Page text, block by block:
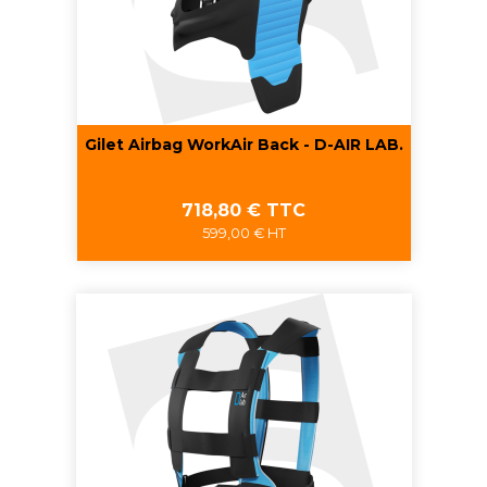
Gilet Airbag WorkAir Back - D-AIR LAB.
Prix
718,80 € TTC
599,00 € HT